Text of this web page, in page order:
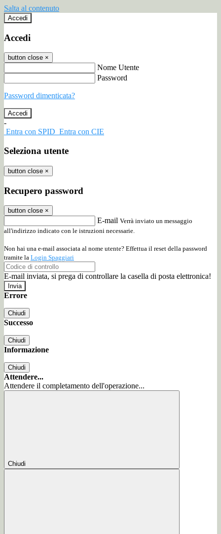
Salta al contenuto
Accedi
Accedi
button close ×
Nome Utente
Password
Password dimenticata?
-
Entra con SPID Entra con CIE
Seleziona utente
button close ×
Recupero password
button close ×
E-mail Verrà inviato un messaggio
all'indirizzo indicato con le istruzioni necessarie.
Non hai una e-mail associata al nome utente? Effettua il reset della password
tramite la Login Spaggiari
E-mail inviata, si prega di controllare la casella di posta elettronica!
Errore
Chiudi
Successo
Chiudi
Informazione
Chiudi
Attendere...
Attendere il completamento dell'operazione...
Chiudi